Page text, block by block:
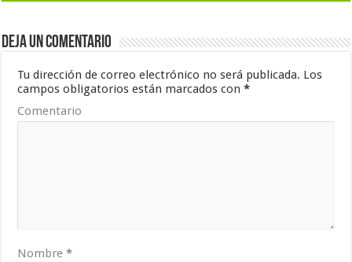
Deja un comentario
Tu dirección de correo electrónico no será publicada. Los
campos obligatorios están marcados con*
Comentario
Nombre*